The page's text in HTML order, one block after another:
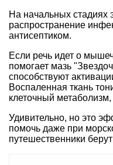
На начальных стадиях
распространение
антисептиком.
Если речь идет о
помогает мазь
способствуют
Воспаленная ткань
клеточный
Удивительно, но это
помочь даже при
путешественники